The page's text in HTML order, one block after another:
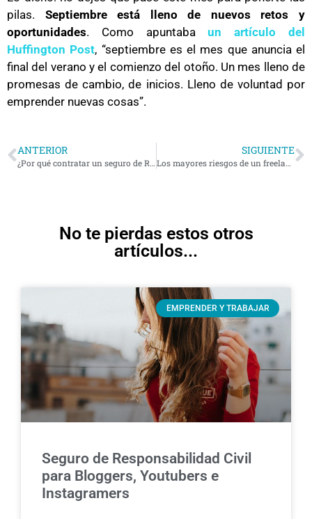
pilas. Septiembre está lleno de nuevos retos y
oportunidades. Como apuntabaun artículo del
Huffington Post, “septiembre es el mes que anuncia el
final del verano y el comienzo del otoño. Un mes lleno de
promesas de cambio, de inicios. Lleno de voluntad por
emprender nuevas cosas”.
ANTERIOR
¿Por qué contratar un seguro de Responsabilidad Civil en una startup?
SIGUIENTE
Los mayores riesgos de un freelance y qué hacer para evitarlos
No te pierdas estos otros
artículos...
EMPRENDER Y TRABAJAR
Seguro de Responsabilidad Civil
para Bloggers, Youtubers e
Instagramers